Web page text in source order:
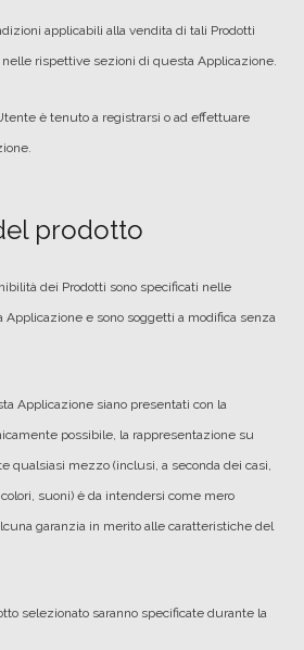
applicabili alla vendita di tali Prodotti
rispettive sezioni di questa Applicazione.
è tenuto a registrarsi o ad effettuare
prodotto
dei Prodotti sono specificati nelle
e sono soggetti a modifica senza
Applicazione siano presentati con la
possibile, la rappresentazione su
qualsiasi mezzo (inclusi, a seconda dei casi,
suoni) è da intendersi come mero
garanzia in merito alle caratteristiche del
selezionato saranno specificate durante la